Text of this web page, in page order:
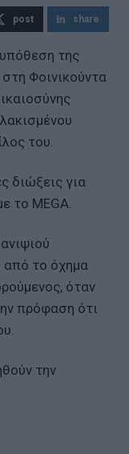
post share
της
Φοινικούντα
του.
διώξεις για
το MEGA.
από το όχημα
όταν
πρόφαση ότι
την